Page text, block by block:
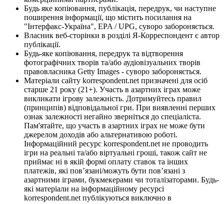
Будь яке копіювання, публікація, передрук, чи наступне
поширення інформації, що містить посилання на
"Інтерфакс-Україна", EPA / UPG, суворо забороняється.
Власник веб-сторінки в розділі Я-Корреспондент є автор
публікації.
Будь-яке копіювання, передрук та відтворення
фотографічних творів та/або аудіовізуальних творів
правовласника Getty Images - суворо забороняється.
Матеріали сайту korrespondent.net призначені для осіб
старше 21 року (21+). Участь в азартних іграх може
викликати ігрову залежність. Дотримуйтесь правил
(принципів) відповідальної гри. При виявленні перших
ознак залежності негайно зверніться до спеціаліста.
Пам'ятайте, що участь в азартних іграх не може бути
джерелом доходів або альтернативою роботі.
Інформаційний ресурс korrespondent.net не проводить
ігри на реальні та/або віртуальні гроші, також сайт не
приймає ні в якій формі оплату ставок та інших
платежів, які пов’язані/можуть бути пов’язані з
азартними іграми, букмекерами чи тоталізаторами. Будь-
які матеріали на інформаційному ресурсі
korrespondent.net публікуються виключно в